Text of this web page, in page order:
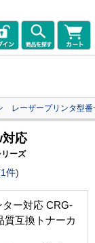
レーザープリンタ型番
応
ーズ
1件)
ター対応 CRG-
質互換トナーカ